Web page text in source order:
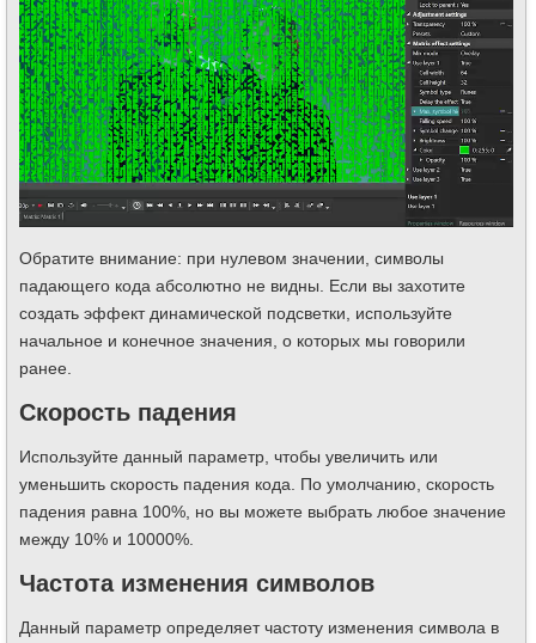
Обратите внимание: при нулевом значении, символы
падающего кода абсолютно не видны. Если вы захотите
создать эффект динамической подсветки, используйте
начальное и конечное значения, о которых мы говорили
ранее.
Скорость падения
Используйте данный параметр, чтобы увеличить или
уменьшить скорость падения кода. По умолчанию, скорость
падения равна 100%, но вы можете выбрать любое значение
между 10% и 10000%.
Частота изменения символов
Данный параметр определяет частоту изменения символа в